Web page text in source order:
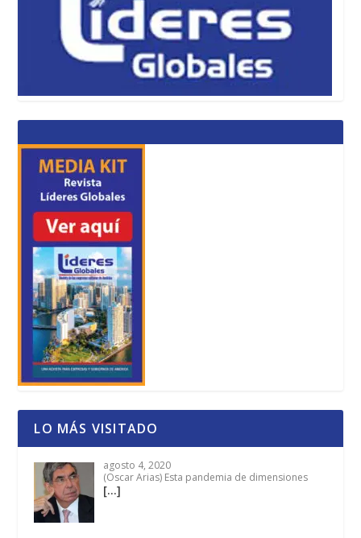
LO MÁS VISITADO
agosto 4, 2020
(Oscar Arias) Esta pandemia de dimensiones
[…]